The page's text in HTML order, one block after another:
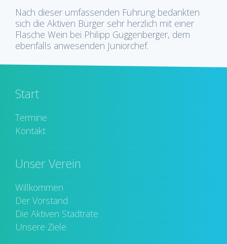
Nach dieser umfassenden Führung bedankten
sich die Aktiven Bürger sehr herzlich mit einer
Flasche Wein bei Philipp Guggenberger, dem
ebenfalls anwesenden Juniorchef.
Start
Termine
Kontakt
Unser Verein
Willkommen
Der Vorstand
Die Aktiven Stadträte
Unsere Ziele